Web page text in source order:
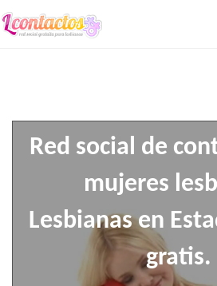
Red social de
mujeres
Lesbianas en
gratis.